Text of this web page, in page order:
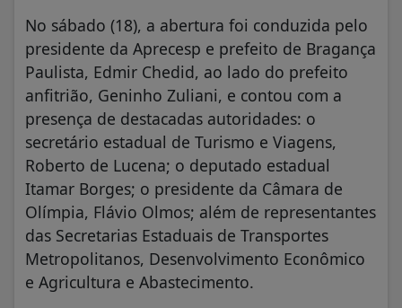
No sábado (18), a abertura foi conduzida pelo
presidente da Aprecesp e prefeito de Bragança
Paulista, Edmir Chedid, ao lado do prefeito
anfitrião, Geninho Zuliani, e contou com a
presença de destacadas autoridades: o
secretário estadual de Turismo e Viagens,
Roberto de Lucena; o deputado estadual
Itamar Borges; o presidente da Câmara de
Olímpia, Flávio Olmos; além de representantes
das Secretarias Estaduais de Transportes
Metropolitanos, Desenvolvimento Econômico
e Agricultura e Abastecimento.